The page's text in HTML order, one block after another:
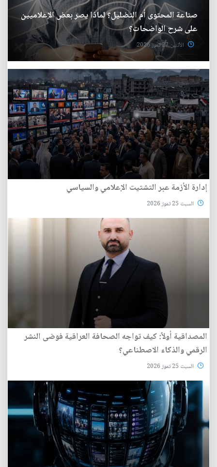
صناعة المحتوى أم التضليل؟ لماذا يصر بعض الإعلاميين
على شرح الواضحات؟
الأثنين 27 تموز 2026
إدارة الأزمة عبر التشتيت الإعلامي والسياسي
السبت 25 تموز 2026
المصداقية أولاً: كيف تواجه الصحافة العراقية فوضى النشر
الرقمي والذكاء الاصطناعي؟
السبت 25 تموز 2026